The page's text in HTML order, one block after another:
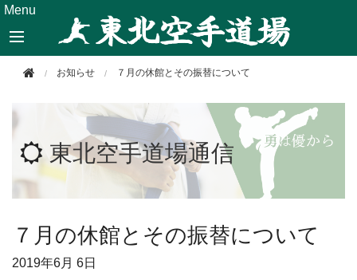
Menu
お知らせ ７月の休館とその振替について
東北空手道場通信
７月の休館とその振替について
2019年6月 6日